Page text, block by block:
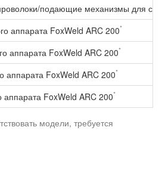
подающие механизмы для
аппарата FoxWeld ARC 200*
аппарата FoxWeld ARC 200*
аппарата FoxWeld ARC 200*
аппарата FoxWeld ARC 200*
модели, требуется